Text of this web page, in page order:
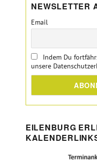
NEWSLETTER
Email
Indem Du
unsere
EILENBURG